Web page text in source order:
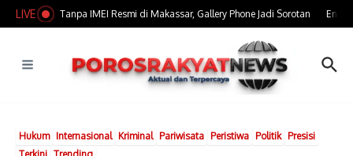
Lewati ke konten
LIVEBekas Tanpa IMEI Resmi di Makassar, Gallery Phone Jadi Sorotan Enam
Hukum Internasional Kriminal Pariwisata Peristiwa Politik Presisi